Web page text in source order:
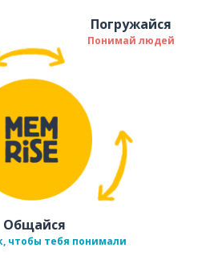
Погружайся
Понимай людей
Общайся
чтобы тебя понимали